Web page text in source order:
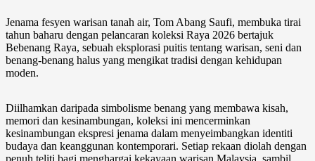
Jenama fesyen warisan tanah air, Tom Abang Saufi, membuka tirai
tahun baharu dengan pelancaran koleksi Raya 2026 bertajuk
Bebenang Raya, sebuah eksplorasi puitis tentang warisan, seni dan
benang-benang halus yang mengikat tradisi dengan kehidupan
moden.
Diilhamkan daripada simbolisme benang yang membawa kisah,
memori dan kesinambungan, koleksi ini mencerminkan
kesinambungan ekspresi jenama dalam menyeimbangkan identiti
budaya dan keanggunan kontemporari. Setiap rekaan diolah dengan
penuh teliti bagi menghargai kekayaan warisan Malaysia, sambil